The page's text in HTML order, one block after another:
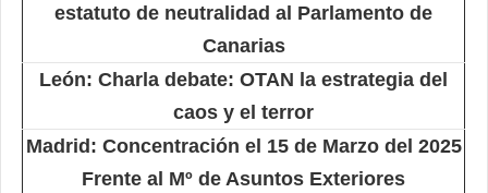
estatuto de neutralidad al Parlamento de
Canarias
León: Charla debate: OTAN la estrategia del
caos y el terror
Madrid: Concentración el 15 de Marzo del 2025
Frente al Mº de Asuntos Exteriores